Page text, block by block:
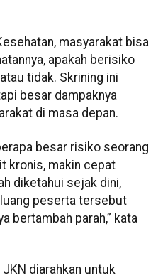
masyarakat bisa
apakah berisiko
tidak. Skrining ini
besar dampaknya
di masa depan.
besar risiko seorang
kronis, makin cepat
diketahui sejak dini,
peserta tersebut
bertambah parah,” kata
diarahkan untuk